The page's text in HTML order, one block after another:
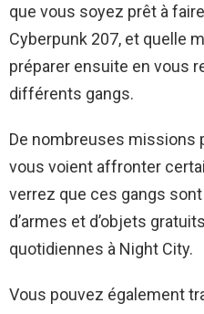
que vous soyez prêt à
Cyberpunk 207, et quelle
préparer ensuite en vous
différents gangs.
De nombreuses missions
vous voient affronter
verrez que ces gangs
d’armes et d’objets
quotidiennes à Night City.
Vous pouvez également